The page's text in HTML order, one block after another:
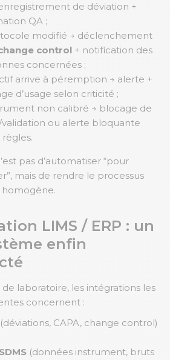
de déviation +
QA ;
modifié → déclenchement
control + notification des
concernées ;
arrive à péremption → alerte +
d’usage selon criticité ;
non calibré → blocage de
validation ou alerte bloquante
pas d’automatiser “pour
mais de rendre le processus
LIMS / ERP : un
enfin
de laboratoire, les intégrations les
concernent :
(déviations, CAPA, change control)
(données instrument, bruts